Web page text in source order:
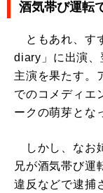
酒気帯び運転
ともあれ、す
diary」に出演、
主演を果たす。
でのコメディエ
ークの萌芽とな
しかし、なお
兄が酒気帯び運
違反などで逮捕